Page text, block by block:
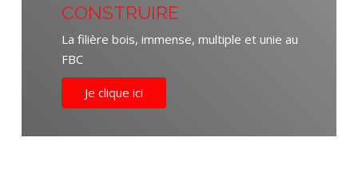
CONSTRUIRE
La filière bois, immense, multiple et unie au
FBC
Je clique ici